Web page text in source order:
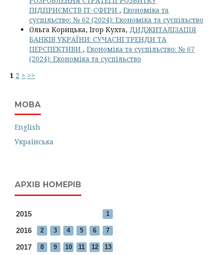
ПІДПРИЄМСТВ ІТ-СФЕРИ , Економіка та
суспільство: № 62 (2024): Економіка та суспільство
Ольга Корицька, Ігор Кухта, ДИДЖИТАЛІЗАЦІЯ
БАНКІВ УКРАЇНИ: СУЧАСНІ ТРЕНДИ ТА
ПЕРСПЕКТИВИ , Економіка та суспільство: № 67
(2024): Економіка та суспільство
1 2 > >>
МОВА
English
Українська
АРХІВ НОМЕРІВ
2015 1
2016 2 3 4 5 6 7
2017 8 9 10 11 12 13